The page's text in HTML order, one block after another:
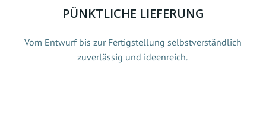
PÜNKTLICHE LIEFERUNG
Vom Entwurf bis zur Fertigstellung selbstverständlich
zuverlässig und ideenreich.